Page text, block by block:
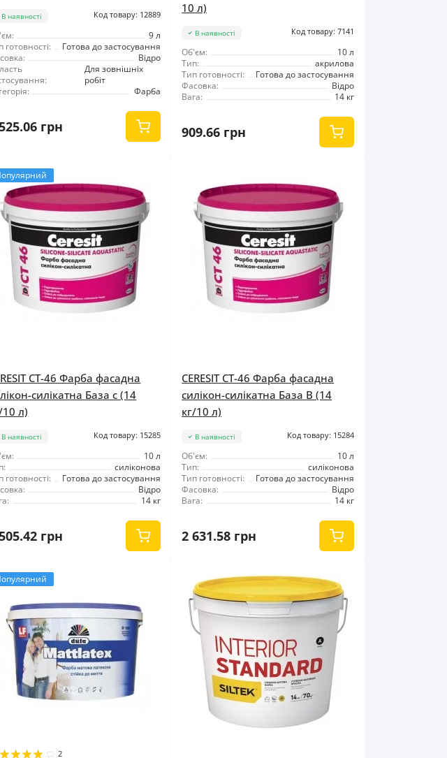
В наявності Код товару: 12889
9 л
готовності:
Готова до застосування
Відро
Для зовнішніх
робіт
Фарба
грн
10 л)
В наявності Код товару: 7141
Об'єм:
10 л
Тип:
акрилова
Тип готовності:
Готова до застосування
Фасовка:
Відро
Вага:
14 кг
909.66 грн
CT-46 Фарба фасадна
силікатна База c (14
10 л)
В наявності Код товару: 15285
10 л
силіконова
готовності:
Готова до застосування
Відро
14 кг
грн
CERESIT CT-46 Фарба фасадна
силікон-силікатна База B (14
кг/10 л)
В наявності Код товару: 15284
Об'єм:
10 л
Тип:
силіконова
Тип готовності:
Готова до застосування
Фасовка:
Відро
Вага:
14 кг
2 631.58 грн
2